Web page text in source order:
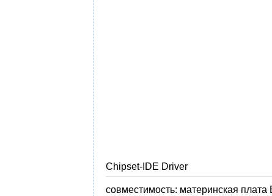
Chipset-IDE Driver
совместимость: материнская плата